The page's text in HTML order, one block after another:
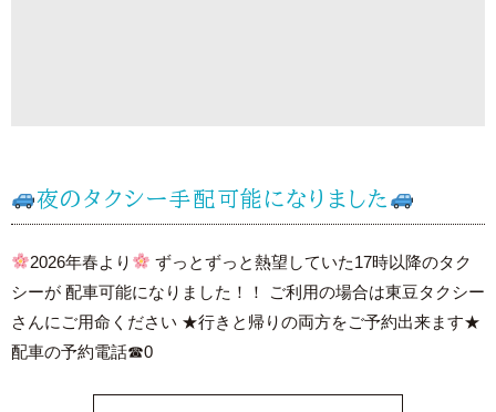
夜のタクシー手配可能になりました
2026年春より
ずっとずっと熱望していた17時以降のタク
シーが 配車可能になりました！！ ご利用の場合は東豆タクシー
さんにご用命ください ★行きと帰りの両方をご予約出来ます★
配車の予約電話☎0